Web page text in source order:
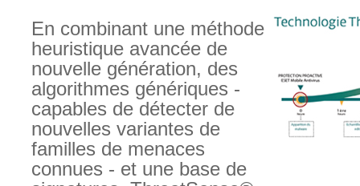
En combinant une méthode
heuristique avancée de
nouvelle génération, des
algorithmes génériques -
capables de détecter de
nouvelles variantes de
familles de menaces
connues - et une base de